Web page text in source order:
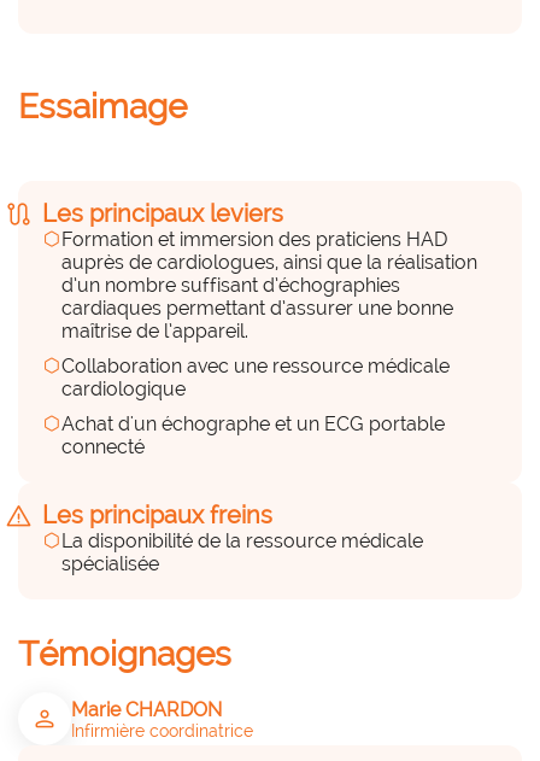
Essaimage
route Les principaux leviers
hexagonFormation et immersion des praticiens HAD
auprès de cardiologues, ainsi que la réalisation
d’un nombre suffisant d’échographies
cardiaques permettant d’assurer une bonne
maîtrise de l’appareil.
hexagonCollaboration avec une ressource médicale
cardiologique
hexagonAchat d'un échographe et un ECG portable
connecté
warning Les principaux freins
hexagonLa disponibilité de la ressource médicale
spécialisée
Témoignages
person Marie CHARDON
Infirmière coordinatrice
Des compétences en interne
un médecin formé à l'échographie. A venir :
IDE formé à l'échographie
Des compétences externes
(prestations externes)
Des équipements, du matériel
hexagon_r0
Echographe et ECG connecté
Des financements (internes et